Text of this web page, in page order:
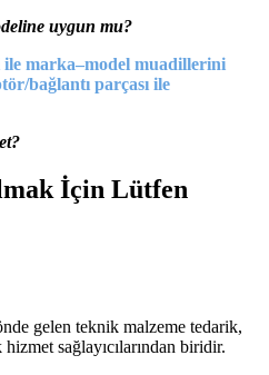
uygun mu?
ile marka–model muadillerini
bağlantı parçası ile
İçin Lütfen
gelen teknik malzeme tedarik,
sağlayıcılarından biridir.